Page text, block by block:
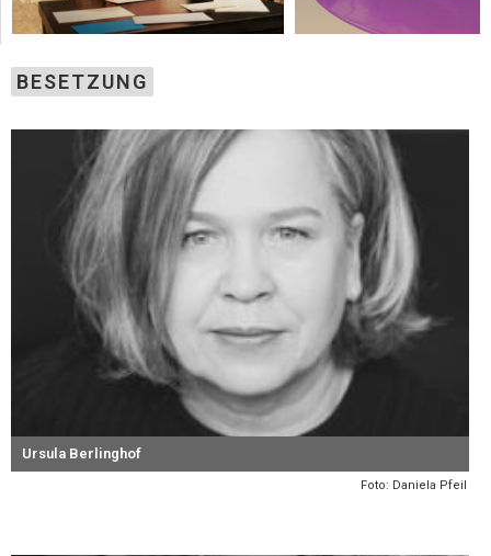
BESETZUNG
Ursula Berlinghof
Foto: Daniela Pfeil